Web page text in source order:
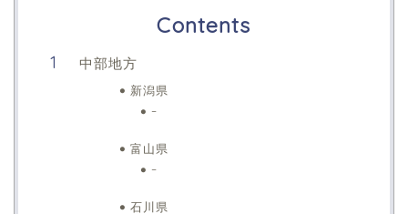
Contents
中部地方
新潟県
–
富山県
–
石川県